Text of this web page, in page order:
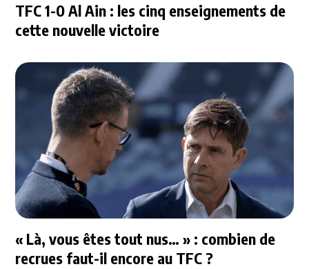
TFC 1-0 Al Ain : les cinq enseignements de
cette nouvelle victoire
« Là, vous êtes tout nus… » : combien de
recrues faut-il encore au TFC ?